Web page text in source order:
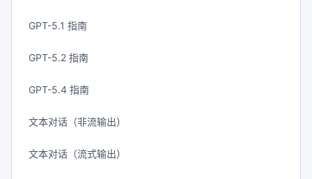
GPT-5.1 指南
GPT-5.2 指南
GPT-5.4 指南
文本对话（非流输出）
文本对话（流式输出）